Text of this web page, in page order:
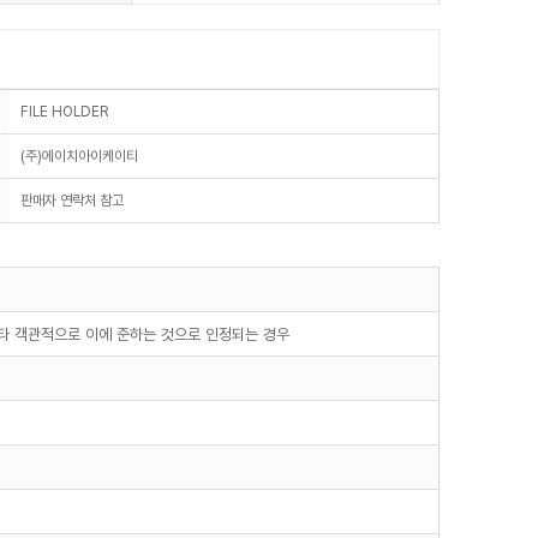
FILE HOLDER
(주)에이치아이케이티
판매자 연락처 참고
객관적으로 이에 준하는 것으로 인정되는 경우